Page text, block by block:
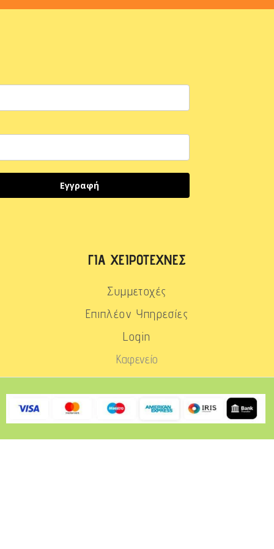
Εγγραφή
ΓΙΑ ΧΕΙΡΟΤΈΧΝΕΣ
Συμμετοχές
Επιπλέον Υπηρεσίες
Login
Καφενείο